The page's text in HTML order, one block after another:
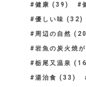
健康 (39)
優しい味 (32)
周辺の自然
岩魚の炭火焼
栃尾又温泉
湯治食 (33)